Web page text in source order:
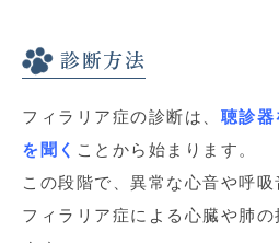
診断方法
フィラリア症の診断は、 聴診器
を聞く ことから始まります。
この段階で、異常な心音や呼吸
フィラリア症による心臓や肺